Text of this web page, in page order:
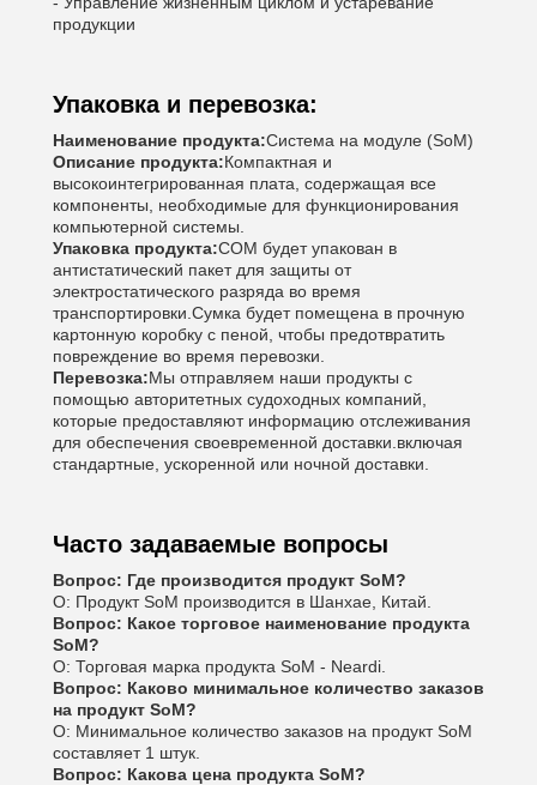
продукции
Упаковка и перевозка:
Наименование продукта:Система на модуле (SoM)
Описание продукта:Компактная и
высокоинтегрированная плата, содержащая все
компоненты, необходимые для функционирования
компьютерной системы.
Упаковка продукта:СОМ будет упакован в
антистатический пакет для защиты от
электростатического разряда во время
транспортировки.Сумка будет помещена в прочную
картонную коробку с пеной, чтобы предотвратить
повреждение во время перевозки.
Перевозка:Мы отправляем наши продукты с
помощью авторитетных судоходных компаний,
которые предоставляют информацию отслеживания
для обеспечения своевременной доставки.включая
стандартные, ускоренной или ночной доставки.
Часто задаваемые вопросы
Вопрос: Где производится продукт SoM?
О: Продукт SoM производится в Шанхае, Китай.
Вопрос: Какое торговое наименование продукта
SoM?
О: Торговая марка продукта SoM - Neardi.
Вопрос: Каково минимальное количество заказов
на продукт SoM?
О: Минимальное количество заказов на продукт SoM
составляет 1 штук.
Вопрос: Какова цена продукта SoM?